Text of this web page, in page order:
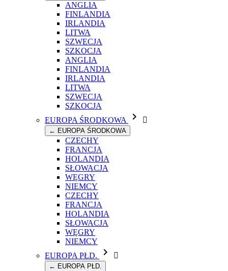
ANGLIA
FINLANDIA
IRLANDIA
LITWA
SZWECJA
SZKOCJA
ANGLIA
FINLANDIA
IRLANDIA
LITWA
SZWECJA
SZKOCJA
EUROPA ŚRODKOWA
 
← EUROPA ŚRODKOWA
CZECHY
FRANCJA
HOLANDIA
SŁOWACJA
WĘGRY
NIEMCY
CZECHY
FRANCJA
HOLANDIA
SŁOWACJA
WĘGRY
NIEMCY
EUROPA PŁD.
 
← EUROPA PŁD.